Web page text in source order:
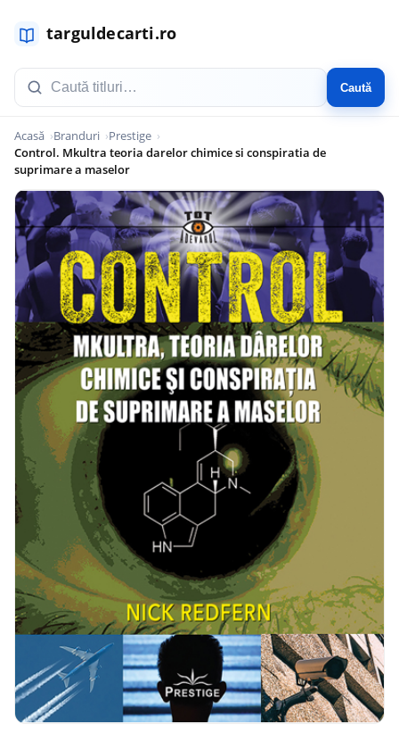
Caută
Acasă Branduri
Prestige
Control. Mkultra teoria darelor chimice si conspiratia de
suprimare a maselor